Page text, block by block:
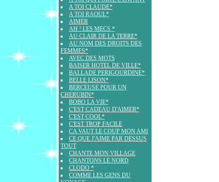
A TOI CLAUDE*
A TOI RAOUL*
AIMER
AH ! LES MECS *
AU CLAIR DE LA TERRE*
AU NOM DES DROITS DES
FEMMES*
AVEC DES MOTS
BAISER HOTEL DE VILLE*
BALLADE PERIGOURDINE*
BELLE LISON*
BERCEUSE POUR UN
CHERUBIN*
BOBO LA VIE*
C'EST CADEAU D'AIMER*
C'EST COOL*
C'EST TROP FACILE
CA VAUT LE COUP MON AMI
CE QUE J'AIME PAR DESSUS
TOUT
CHANTE MON VILLAGE
CHANTONS LE NORD
CLODO *
COMME LES GENS DU